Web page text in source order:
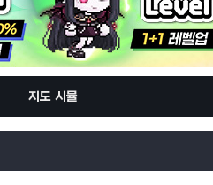
지도 시뮬